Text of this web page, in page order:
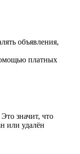
объявления,
платных
значит, что
или удалён